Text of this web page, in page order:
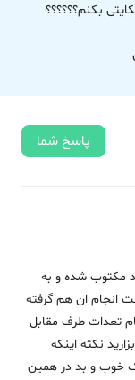
بکنم؟؟؟؟؟؟
پاسخ شما
مکتوب شده و به
انجام ان هم گرفته
تعدات طرف مقابل
نکته اینکه
خوب و بد در همین